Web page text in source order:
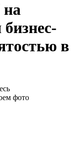
на
в
фото